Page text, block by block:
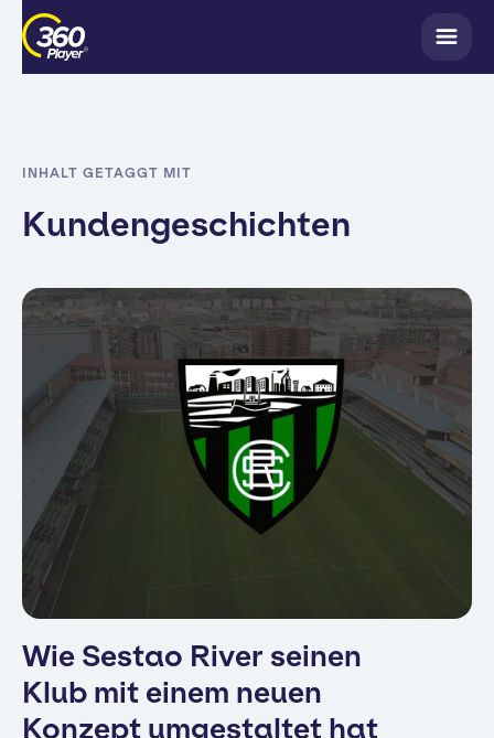
INHALT GETAGGT MIT
Kundengeschichten
Wie Sestao River seinen
Klub mit einem neuen
Konzept umgestaltet hat